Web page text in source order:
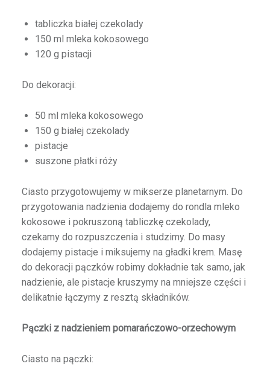
tabliczka białej czekolady
150 ml mleka kokosowego
120 g pistacji
Do dekoracji:
50 ml mleka kokosowego
150 g białej czekolady
pistacje
suszone płatki róży
Ciasto przygotowujemy w mikserze planetarnym. Do
przygotowania nadzienia dodajemy do rondla mleko
kokosowe i pokruszoną tabliczkę czekolady,
czekamy do rozpuszczenia i studzimy. Do masy
dodajemy pistacje i miksujemy na gładki krem. Masę
do dekoracji pączków robimy dokładnie tak samo, jak
nadzienie, ale pistacje kruszymy na mniejsze części i
delikatnie łączymy z resztą składników.
Pączki z nadzieniem pomarańczowo-orzechowym
Ciasto na pączki: